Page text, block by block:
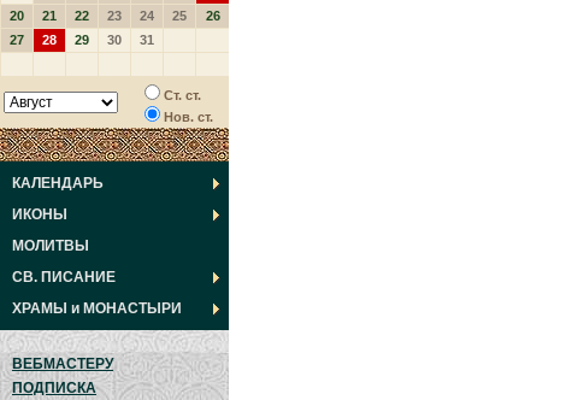
20
21 22 23 24 25
26
27
28 29 30 31
Ст. ст.
Нов. ст.
КАЛЕНДАРЬ
ИКОНЫ
МОЛИТВЫ
СВ. ПИСАНИЕ
ХРАМЫ и МОНАСТЫРИ
ВЕБМАСТЕРУ
ПОДПИСКА